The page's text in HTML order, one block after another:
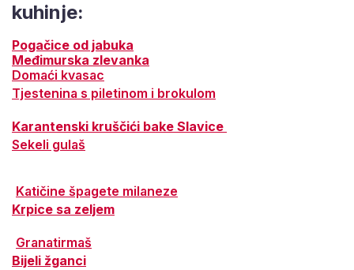
kuhinje:
Pogačice od jabuka
Međimurska zlevanka
Domaći kvasac
Tjestenina s piletinom i brokulom
Karantenski kruščići bake Slavice
Sekeli gulaš
Katičine špagete milaneze
Krpice sa zeljem
Granatirmaš
Bijeli žganci